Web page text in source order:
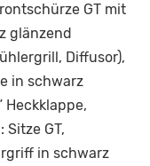
GT mit
glänzend
Diffusor),
in schwarz
Heckklappe,
GT,
in schwarz